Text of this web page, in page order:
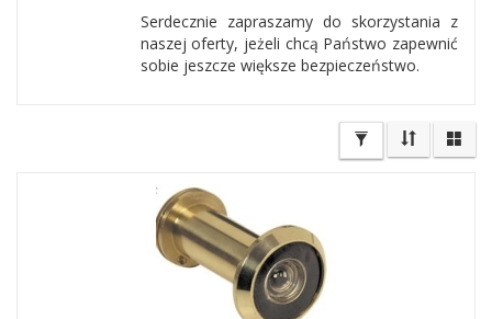
Serdecznie zapraszamy do skorzystania z
naszej oferty, jeżeli chcą Państwo zapewnić
sobie jeszcze większe bezpieczeństwo.